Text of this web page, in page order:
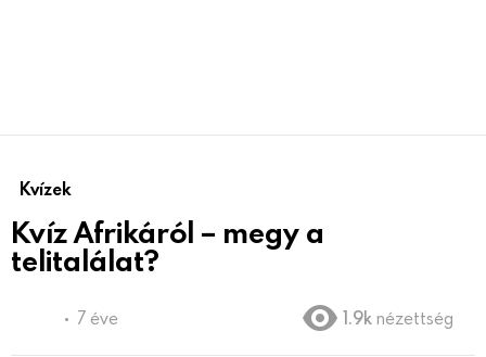
Kvízek
Kvíz Afrikáról – megy a
telitalálat?
7 éve 1.9k nézettség